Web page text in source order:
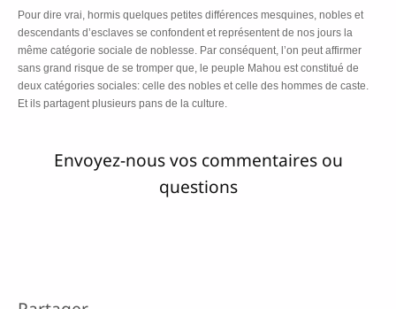
Pour dire vrai, hormis quelques petites différences mesquines, nobles et
descendants d’esclaves se confondent et représentent de nos jours la
même catégorie sociale de noblesse. Par conséquent, l’on peut affirmer
sans grand risque de se tromper que, le peuple Mahou est constitué de
deux catégories sociales: celle des nobles et celle des hommes de caste.
Et ils partagent plusieurs pans de la culture.
Envoyez-nous vos commentaires ou
questions